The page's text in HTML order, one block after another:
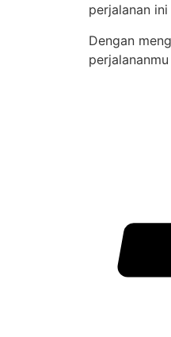
perjalanan
Dengan